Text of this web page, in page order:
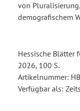
von
demografischem
Hessische Blätter
2026, 100 S.
Artikelnummer:
Verfügbar als: